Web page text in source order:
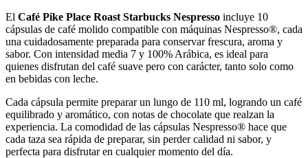
El Café Pike Place Roast Starbucks Nespresso incluye 10
cápsulas de café molido compatible con máquinas Nespresso®, cada
una cuidadosamente preparada para conservar frescura, aroma y
sabor. Con intensidad media 7 y 100% Arábica, es ideal para
quienes disfrutan del café suave pero con carácter, tanto solo como
en bebidas con leche.
Cada cápsula permite preparar un lungo de 110 ml, logrando un café
equilibrado y aromático, con notas de chocolate que realzan la
experiencia. La comodidad de las cápsulas Nespresso® hace que
cada taza sea rápida de preparar, sin perder calidad ni sabor, y
perfecta para disfrutar en cualquier momento del día.